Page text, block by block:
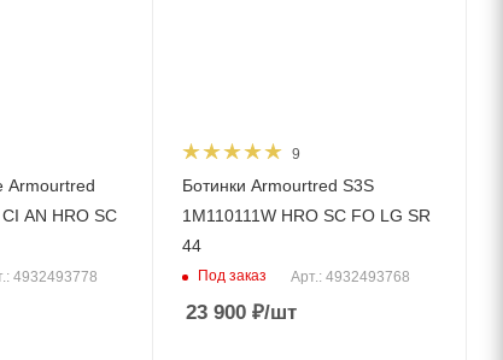
Armourtred
AN HRO SC
4932493778
9
Ботинки Armourtred S3S
1M110111W HRO SC FO LG SR
44
Под заказ Арт.: 4932493768
23 900 ₽/шт